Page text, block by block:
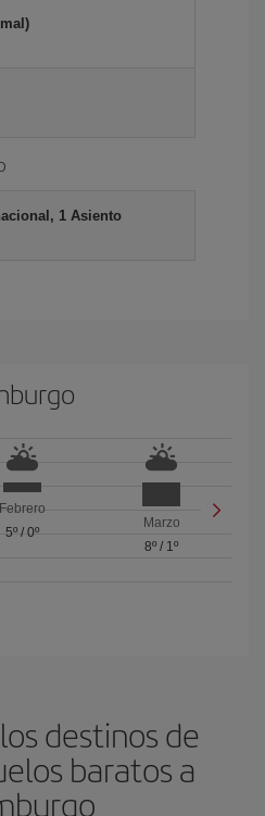
1 Asiento
Febrero
5º/ 0º
Marzo
8º / 1º
destinos de
baratos a